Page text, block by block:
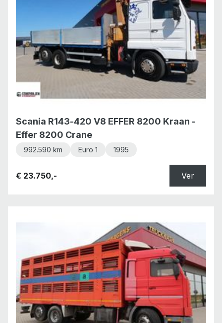
Scania R143-420 V8 EFFER 8200 Kraan -
Effer 8200 Crane
992.590 km Euro 1 1995
€ 23.750,- Ver